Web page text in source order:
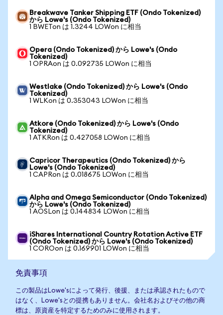
Breakwave Tanker Shipping ETF (Ondo Tokenized)
から Lowe's (Ondo Tokenized)
1 BWETon は 1.3244 LOWon に相当
Opera (Ondo Tokenized) から Lowe's (Ondo
Tokenized)
1 OPRAon は 0.092735 LOWon に相当
Westlake (Ondo Tokenized) から Lowe's (Ondo
Tokenized)
1 WLKon は 0.353043 LOWon に相当
Atkore (Ondo Tokenized) から Lowe's (Ondo
Tokenized)
1 ATKRon は 0.427058 LOWon に相当
Capricor Therapeutics (Ondo Tokenized) から
Lowe's (Ondo Tokenized)
1 CAPRon は 0.018675 LOWon に相当
Alpha and Omega Semiconductor (Ondo Tokenized)
から Lowe's (Ondo Tokenized)
1 AOSLon は 0.144834 LOWon に相当
iShares International Country Rotation Active ETF
(Ondo Tokenized) から Lowe's (Ondo Tokenized)
1 COROon は 0.169901 LOWon に相当
免責事項
この製品はLowe'sによって発行、後援、または承認されたもので
はなく、Lowe'sとの提携もありません。会社名およびその他の商
標は、原資産を特定するためのみに使用されます。